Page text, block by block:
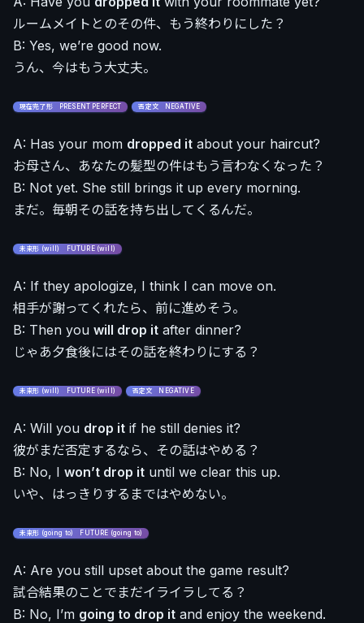
ルームメイトとのその件、もう終わりにした？
B: Yes, we’re good now.
うん、今はもう大丈夫。
現在完了形 PRESENT PERFECT 否定文 NEGATIVE
A: Has your mom dropped it about your haircut?
お母さん、あなたの髪型の件はもう言わなくなった？
B: Not yet. She still brings it up every morning.
まだ。毎朝その話を持ち出してくるんだ。
未来形 (will) FUTURE (will)
A: If they apologize, I think I can move on.
相手が謝ってくれたら、前に進めそう。
B: Then you will drop it after dinner?
じゃあ夕食後にはその話を終わりにする？
未来形 (will) FUTURE (will) 否定文 NEGATIVE
A: Will you drop it if he still denies it?
彼がまだ否定するなら、その話はやめる？
B: No, I won’t drop it until we clear this up.
いや、はっきりするまではやめない。
未来形 (going to) FUTURE (going to)
A: Are you still upset about the game result?
試合結果のことでまだイライラしてる？
B: No, I’m going to drop it and enjoy the weekend.